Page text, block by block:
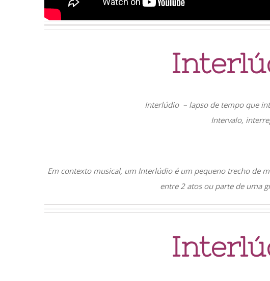
Interlúdio – lapso de tempo que
Intervalo,
Em contexto musical, um Interlúdio é um pequeno trecho de
entre 2 atos ou parte de uma